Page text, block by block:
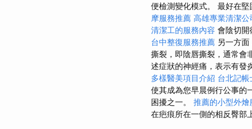
便檢測變化模式。 最好在
摩服務推薦 高雄專業清潔公
清潔工的服務內容 會陰切開
台中整復服務推薦 另一方
撕裂，即陰唇撕裂，通常會
述症狀的神經痛，表示有發
多樣醫美項目介紹 台北記
使其成為您早晨例行公事的
困擾之一。 推薦的小型外燴
在疤痕所在一側的相反臀部